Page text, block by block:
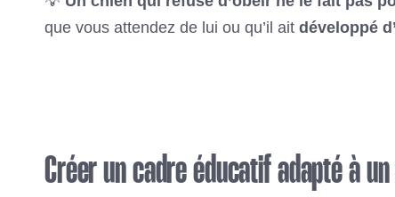
que vous attendez de lui ou qu’il ait développé
Créer un cadre éducatif adapté à